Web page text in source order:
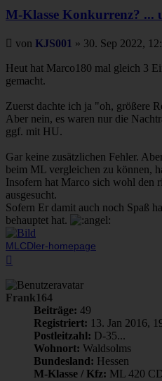
M-Klasse Konkurrenz? ...
Beitrag
von KJS001 » 30. Sep 2022,
Heut hat Marco180 mal gleich 3
gemacht.
Zuerst dachte ich ja "oh, größere
Aber nein, es waren nur die
ggf. mit HU.
Gar keine zusätzlichen Fehler.
beim ML vergleichen zu können,
Insofern hat Marco sich wohl den
ausgesucht.
Sofern Er damit auch noch Spaß
behauptet hat.
MLCDler-homepage
Frank164
Beiträge: 49
Registriert: 13. Jan 2016,
Postleitzahl: D-35...
Wohnort: Waldsolms
Bundesland: Hessen
M-Klasse / Kfz: ML 420